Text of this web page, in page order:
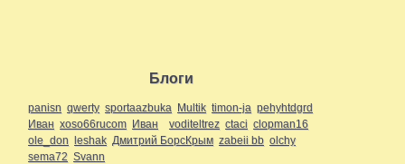
Блоги
panisn qwerty sportaazbuka Multik timon-ja pehyhtdgrd
Иван xoso66rucom Иван voditeltrez ctaci clopman16
ole_don leshak Дмитрий БорсКрым zabeii bb olchy
sema72 Svann